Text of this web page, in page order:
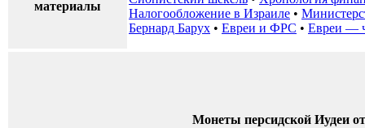
материалы
Налогообложение в Израиле •
Бернард Барух • Евреи и ФРС • Евреи —
Монеты персидской Иудеи